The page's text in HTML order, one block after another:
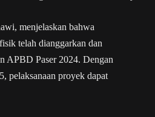
menjelaskan bahwa
telah dianggarkan dan
APBD Paser 2024. Dengan
pelaksanaan proyek dapat